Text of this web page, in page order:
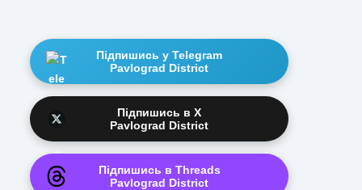
Підпишись у Telegram
Pavlograd District
Підпишись в X
Pavlograd District
Підпишись в Threads
Pavlograd District